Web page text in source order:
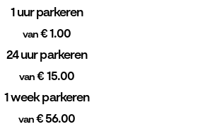
1 uur parkeren
van€ 1.00
24 uur parkeren
van € 15.00
1 week parkeren
van€ 56.00